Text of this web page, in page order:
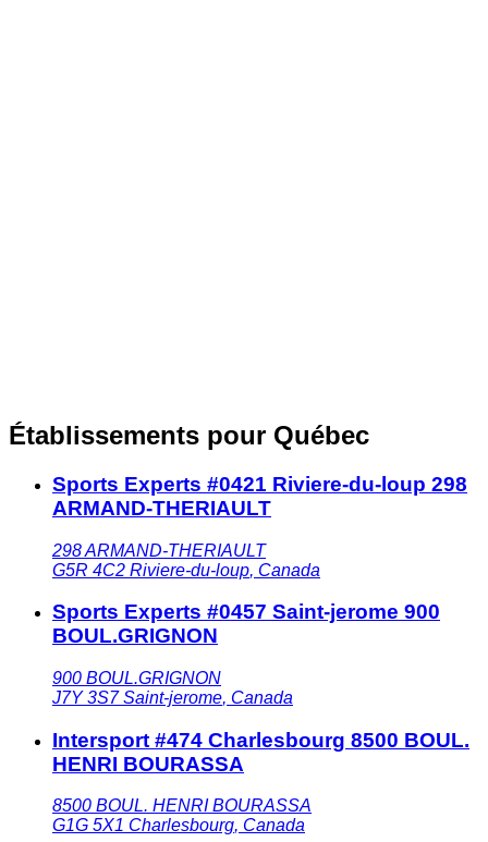
Établissements pour Québec
Sports Experts #0421 Riviere-du-loup 298
ARMAND-THERIAULT
298 ARMAND-THERIAULT
G5R 4C2 Riviere-du-loup, Canada
Sports Experts #0457 Saint-jerome 900
BOUL.GRIGNON
900 BOUL.GRIGNON
J7Y 3S7 Saint-jerome, Canada
Intersport #474 Charlesbourg 8500 BOUL.
HENRI BOURASSA
8500 BOUL. HENRI BOURASSA
G1G 5X1 Charlesbourg, Canada